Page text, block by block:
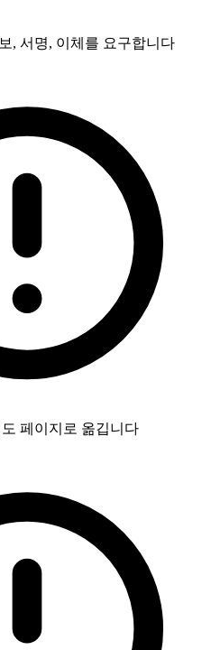
, 서명, 이체를 요구합니다
페이지로 옮깁니다